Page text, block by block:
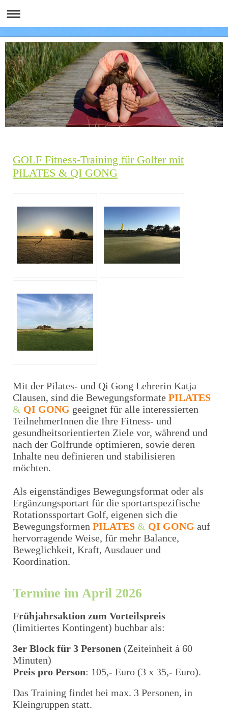
GOLF Fitness-Training für Golfer mit
PILATES & QI GONG
Mit der Pilates- und Qi Gong Lehrerin Katja
Clausen, sind die Bewegungsformate PILATES
& QI GONG geeignet für alle interessierten
TeilnehmerInnen die Ihre Fitness- und
gesundheitsorientierten Ziele vor, während und
nach der Golfrunde optimieren, sowie deren
Inhalte neu definieren und stabilisieren
möchten.
Als eigenständiges Bewegungsformat oder als
Ergänzungsportart für die sportartspezifische
Rotationssportart Golf, eigenen sich die
Bewegungsformen PILATES & QI GONG auf
hervorragende Weise, für mehr Balance,
Beweglichkeit, Kraft, Ausdauer und
Koordination.
Termine im April 2026
Frühjahrsaktion zum Vorteilspreis
(limitiertes Kontingent) buchbar als:
3er Block für 3 Personen (Zeiteinheit á 60
Minuten)
Preis pro Person: 105,- Euro (3 x 35,- Euro).
Das Training findet bei max. 3 Personen, in
Kleingruppen statt.